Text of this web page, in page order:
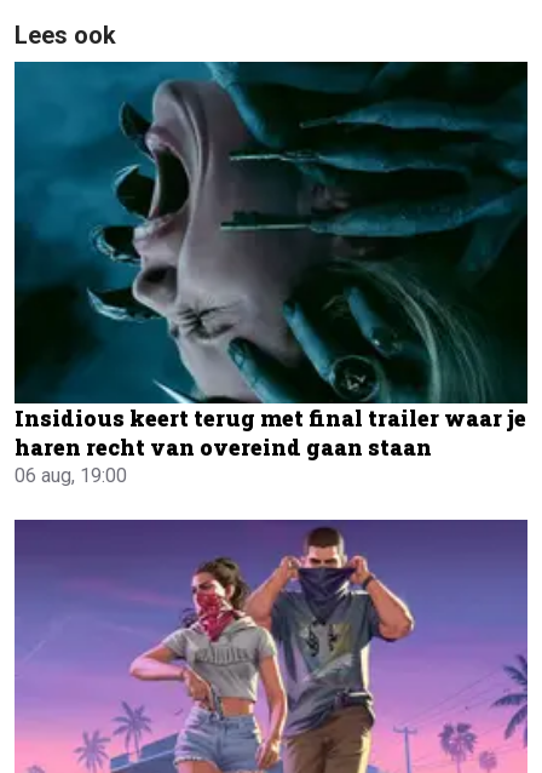
Lees ook
Insidious keert terug met final trailer waar je
haren recht van overeind gaan staan
06 aug, 19:00